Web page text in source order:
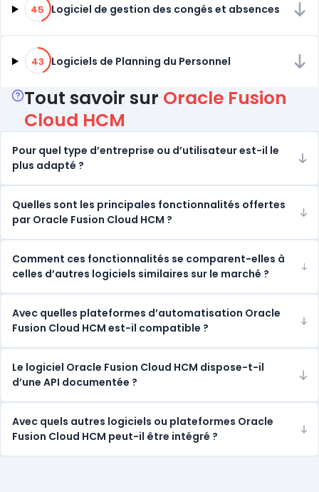
45 Logiciel de gestion des congés et absences
43% de compatibilité
43 Logiciels de Planning du Personnel
Tout savoir sur Oracle Fusion
Cloud HCM
Pour quel type d’entreprise ou d’utilisateur est-il le
plus adapté ?
Quelles sont les principales fonctionnalités offertes
par Oracle Fusion Cloud HCM ?
Comment ces fonctionnalités se comparent-elles à
celles d’autres logiciels similaires sur le marché ?
Avec quelles plateformes d’automatisation Oracle
Fusion Cloud HCM est-il compatible ?
Le logiciel Oracle Fusion Cloud HCM dispose-t-il
d’une API documentée ?
Avec quels autres logiciels ou plateformes Oracle
Fusion Cloud HCM peut-il être intégré ?